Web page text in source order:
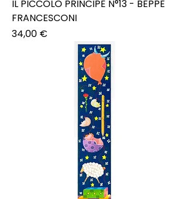
IL PICCOLO PRINCIPE N°13 - BEPPE
FRANCESCONI
Prezzo
34,00 €